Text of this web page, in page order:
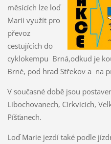
měsících lze loď
Marii využít pro
převoz
cestujících do
cyklokempu Brná,odkud je
Brné, pod hrad Střekov a na
V současné době jsou
Libochovanech, Církvicích,
Píšťanech.
Loď Marie jezdí také podle